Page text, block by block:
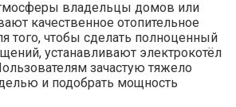
владельцы домов или
качественное отопительное
того, чтобы сделать полноценный
устанавливают электрокотёл
зачастую тяжело
и подобрать мощность